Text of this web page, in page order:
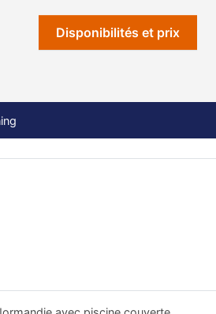
Disponibilités et prix